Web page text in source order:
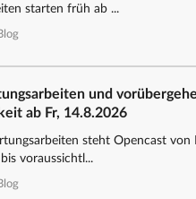
starten früh ab ...
und
ab Fr, 14.8.2026
steht Opencast von
voraussichtl...